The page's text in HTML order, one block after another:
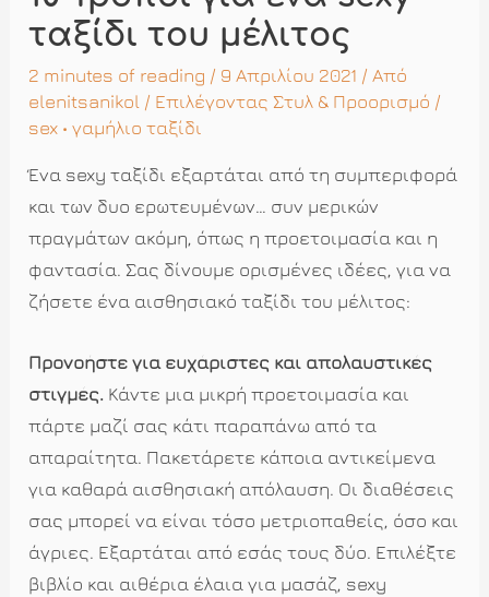
ταξίδι του μέλιτος
2 minutes of reading / 9 Απριλίου 2021 / Από
elenitsanikol / Επιλέγοντας Στυλ & Προορισμό /
sex •γαμήλιο ταξίδι
Ένα sexy ταξίδι εξαρτάται από τη συμπεριφορά
και των δυο ερωτευμένων… συν μερικών
πραγμάτων ακόμη, όπως η προετοιμασία και η
φαντασία. Σας δίνουμε ορισμένες ιδέες, για να
ζήσετε ένα αισθησιακό ταξίδι του μέλιτος:
Προνοήστε για ευχάριστες και απολαυστικές
στιγμές. Κάντε μια μικρή προετοιμασία και
πάρτε μαζί σας κάτι παραπάνω από τα
απαραίτητα. Πακετάρετε κάποια αντικείμενα
για καθαρά αισθησιακή απόλαυση. Οι διαθέσεις
σας μπορεί να είναι τόσο μετριοπαθείς, όσο και
άγριες. Εξαρτάται από εσάς τους δύο. Επιλέξτε
βιβλίο και αιθέρια έλαια για μασάζ, sexy